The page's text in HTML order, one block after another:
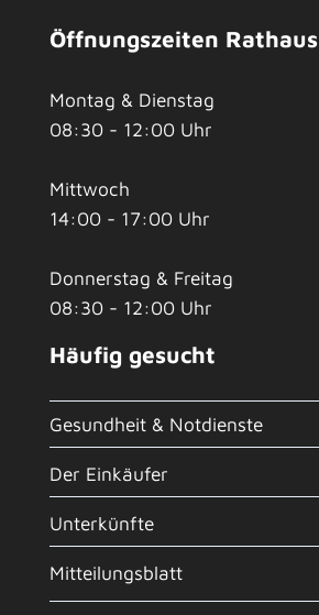
Öffnungszeiten Rathaus
Montag & Dienstag
08:30 - 12:00 Uhr
Mittwoch
14:00 - 17:00 Uhr
Donnerstag & Freitag
08:30 - 12:00 Uhr
Häufig gesucht
Gesundheit & Notdienste
Der Einkäufer
Unterkünfte
Mitteilungsblatt